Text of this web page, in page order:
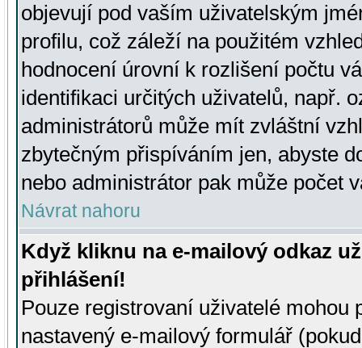
objevují pod vaším uživatelským
profilu, což záleží na použitém
hodnocení úrovní k rozlišení počtu
identifikaci určitých uživatelů, např.
administrátorů může mít zvláštní
zbytečným přispíváním jen, abyste
nebo administrátor pak může počet
Návrat nahoru
Když kliknu na e-mailový odkaz
přihlášení!
Pouze registrovaní uživatelé mohou
nastavený e-mailový formulář